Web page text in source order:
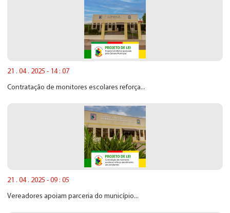
21 . 04 . 2025 - 14 : 07
Contratação de monitores escolares reforça...
21 . 04 . 2025 - 09 : 05
Vereadores apoiam parceria do município...